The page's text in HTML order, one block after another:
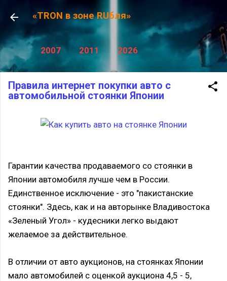
К основному контенту
«TRON в зоне RUбля»
2007 2011 2026
Правила интернет покупки авто с
автомобильной стоянки Японии
Гарантии качества продаваемого со стоянки в
Японии автомобиля лучше чем в России.
Единственное исключение - это "пакистанские
стоянки". Здесь, как и на авторынке Владивостока
«Зеленый Угол» - кудесники легко выдают
желаемое за действительное.
В отличии от авто аукционов, на стоянках Японии
мало автомобилей с оценкой аукциона 4,5 - 5,